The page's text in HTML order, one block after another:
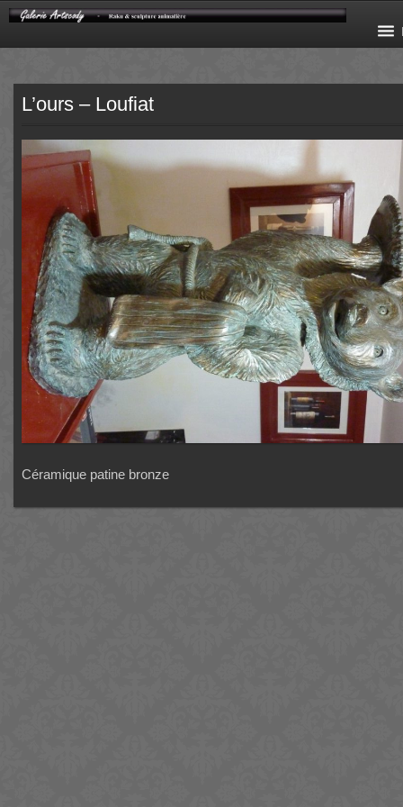
L’ours – Loufiat
Céramique patine bronze